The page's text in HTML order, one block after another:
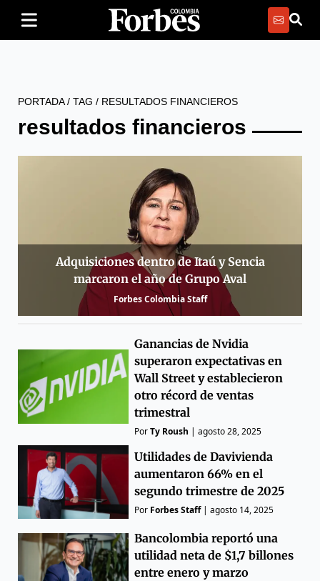
PORTADA/ TAG / RESULTADOS FINANCIEROS
resultados financieros
Adquisiciones dentro de Itaú y Sencia
marcaron el año de Grupo Aval
Forbes Colombia Staff
Ganancias de Nvidia
superaron expectativas en
Wall Street y establecieron
otro récord de ventas
trimestral
PorTy Roush |agosto 28, 2025
Utilidades de Davivienda
aumentaron 66% en el
segundo trimestre de 2025
Por Forbes Staff|agosto 14, 2025
Bancolombia reportó una
utilidad neta de $1,7 billones
entre enero y marzo